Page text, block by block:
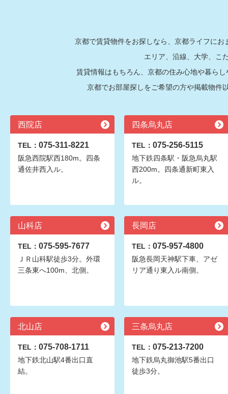
京都で賃貸物件をお探しなら、京都ライフに
エリア、沿線、大学、こ
賃貸情報はもちろん、京都の住み心地や暮ら
京都でお部屋探しをご希望の方や掲載物件
西院店
TEL： 075-311-8221
阪急西院駅西180m。四条
通佐井西入ル。
四条烏丸店
TEL： 075-256-5115
地下鉄四条駅・阪急烏丸駅
西200m。四条通新町東入
ル。
山科店
TEL： 075-595-7677
ＪＲ山科駅徒歩3分。外環
三条東へ100m、北側。
長岡店
TEL： 075-957-4800
阪急長岡天神駅下車、アゼ
リア通り東入ル南側。
北山店
TEL： 075-708-1711
地下鉄北山駅4番出口直
結。
三条烏丸店
TEL： 075-213-7200
地下鉄烏丸御池駅5番出口
徒歩3分。